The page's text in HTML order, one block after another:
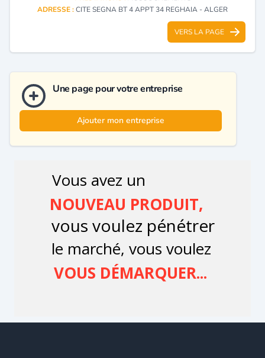
ADRESSE :CITE SEGNA BT 4 APPT 34 REGHAIA - ALGER
VERS LA PAGE
Une page pour votre entreprise
Ajouter mon entreprise